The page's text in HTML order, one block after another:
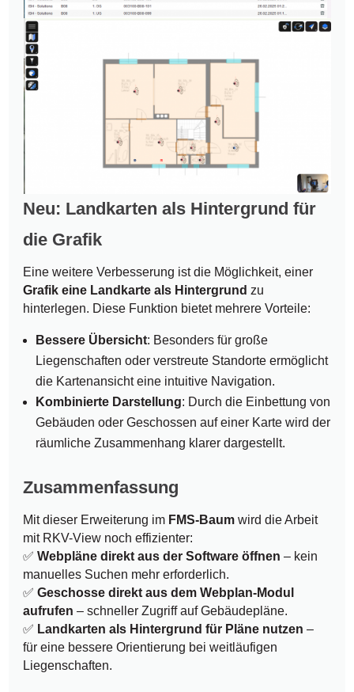
Neu: Landkarten als Hintergrund für
die Grafik
Eine weitere Verbesserung ist die Möglichkeit, einer
Grafik eine Landkarte als Hintergrund zu
hinterlegen. Diese Funktion bietet mehrere Vorteile:
Bessere Übersicht: Besonders für große
Liegenschaften oder verstreute Standorte ermöglicht
die Kartenansicht eine intuitive Navigation.
Kombinierte Darstellung: Durch die Einbettung von
Gebäuden oder Geschossen auf einer Karte wird der
räumliche Zusammenhang klarer dargestellt.
Zusammenfassung
Mit dieser Erweiterung im FMS-Baum wird die Arbeit
mit RKV-View noch effizienter:
✅Webpläne direkt aus der Software öffnen – kein
manuelles Suchen mehr erforderlich.
✅Geschosse direkt aus dem Webplan-Modul
aufrufen – schneller Zugriff auf Gebäudepläne.
✅ Landkarten als Hintergrund für Pläne nutzen –
für eine bessere Orientierung bei weitläufigen
Liegenschaften.